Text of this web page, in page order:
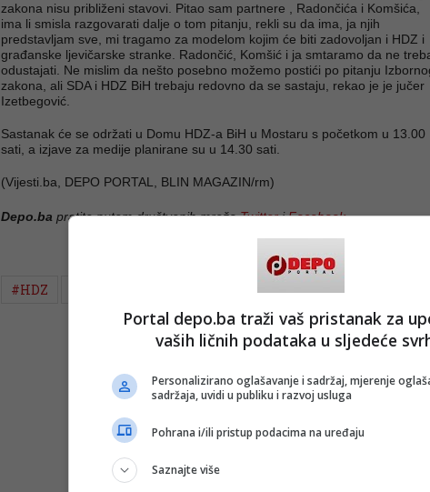
zakona nisu približeni stavovi. Pitao sam partnere , Radončića i Komšića,
ima li smisla razgovarati dalje o tom pitanju, rekli su da ima, ja njih
predstavljam sve, mi tragamo za modelom kojim će biti zadovoljan i HDZ i
građanske ljevičarske stranke. Radončić, Komšić i ja smtaramo da ne
odustajati. Ne mislim da nešto posebno možemo postići po pitanju
zakona, ali SDA i HDZ BiH trebaju redovno da se sastaju, rekao je je jučer
Izetbegović.
Sastanak će se održati u Domu HDZ-a BiH u Mostaru s početkom u 13.00
sati, a izjave za medije planirane su u 14.30 sati.
(Vijesti.ba, DEPO PORTAL, BLIN MAGAZIN/rm)
Depo.ba pratite putem društvenih mrežaTwitteriFacebook
#HDZ #mostar
Portal depo.ba traži vaš pristanak za
vaših ličnih podataka u sljedeće
Personalizirano oglašavanje i sadržaj, mjerenje
sadržaja, uvidi u publiku i razvoj usluga
Pohrana i/ili pristup podacima na uređaju
Saznajte više